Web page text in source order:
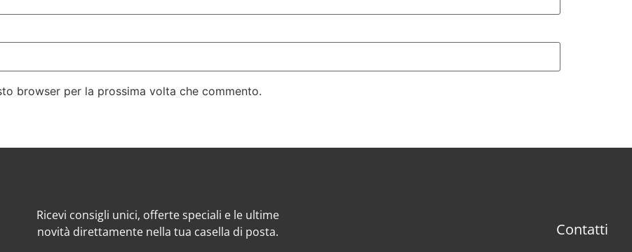
browser per la prossima volta che commento.
Ricevi consigli unici, offerte speciali e le ultime
novità direttamente nella tua casella di posta.
Contatti